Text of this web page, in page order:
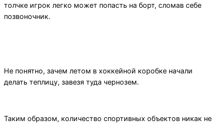
толчке игрок легко может попасть на борт, сломав себе
позвоночник.
Не понятно, зачем летом в хоккейной коробке начали
делать теплицу, завезя туда чернозем.
Таким образом, количество спортивных объектов никак не